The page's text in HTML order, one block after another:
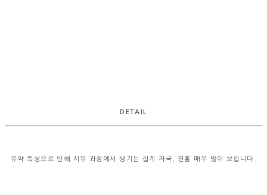
DETAIL
유약 특성으로 인해 시유 과정에서 생기는 집게 자국, 핀홀 매우 많이 보입니다.